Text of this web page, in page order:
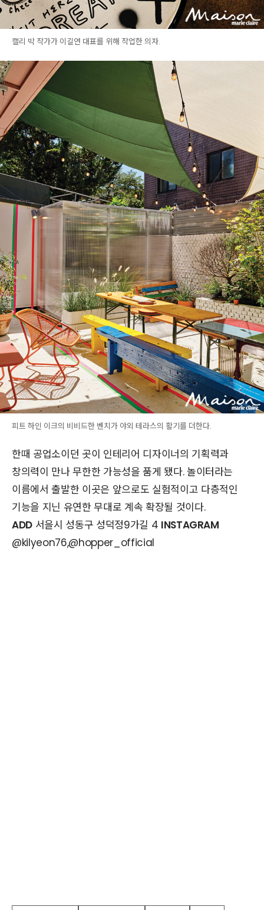
캘리 박 작가가 이길연 대표를 위해 작업한 의자.
피트 하인 이크의 비비드한 벤치가 야외 테라스의 활기를 더한다.
한때 공업소이던 곳이 인테리어 디자이너의 기획력과
창의력이 만나 무한한 가능성을 품게 됐다. 놀이터라는
이름에서 출발한 이곳은 앞으로도 실험적이고 다층적인
기능을 지닌 유연한 무대로 계속 확장될 것이다.
ADD서을시 성동구 성덕정9가길 4 INSTAGRAM
@kilyeon76,@hopper_official